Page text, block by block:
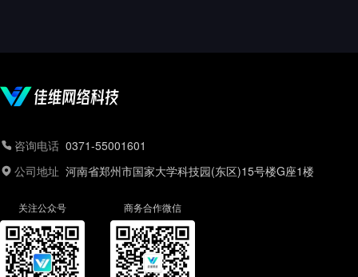
咨询电话 0371-55001601
公司地址 河南省郑州市国家大学科技园(东区)15号楼G座1楼
关注公众号 商务合作微信